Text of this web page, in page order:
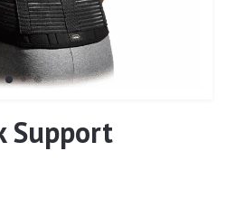
Support